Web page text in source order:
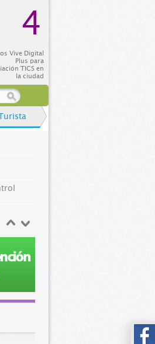
4
Vive Digital
Plus para
TICS en
la ciudad